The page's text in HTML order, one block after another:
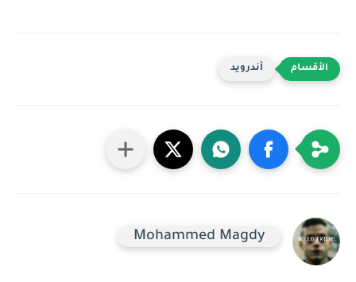
أندرويد
Mohammed Magdy